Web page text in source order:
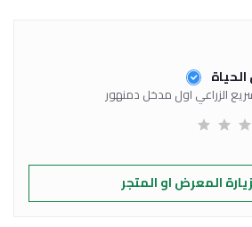
الزراعي اول مدخل دمنهور
المعرض او المتجر